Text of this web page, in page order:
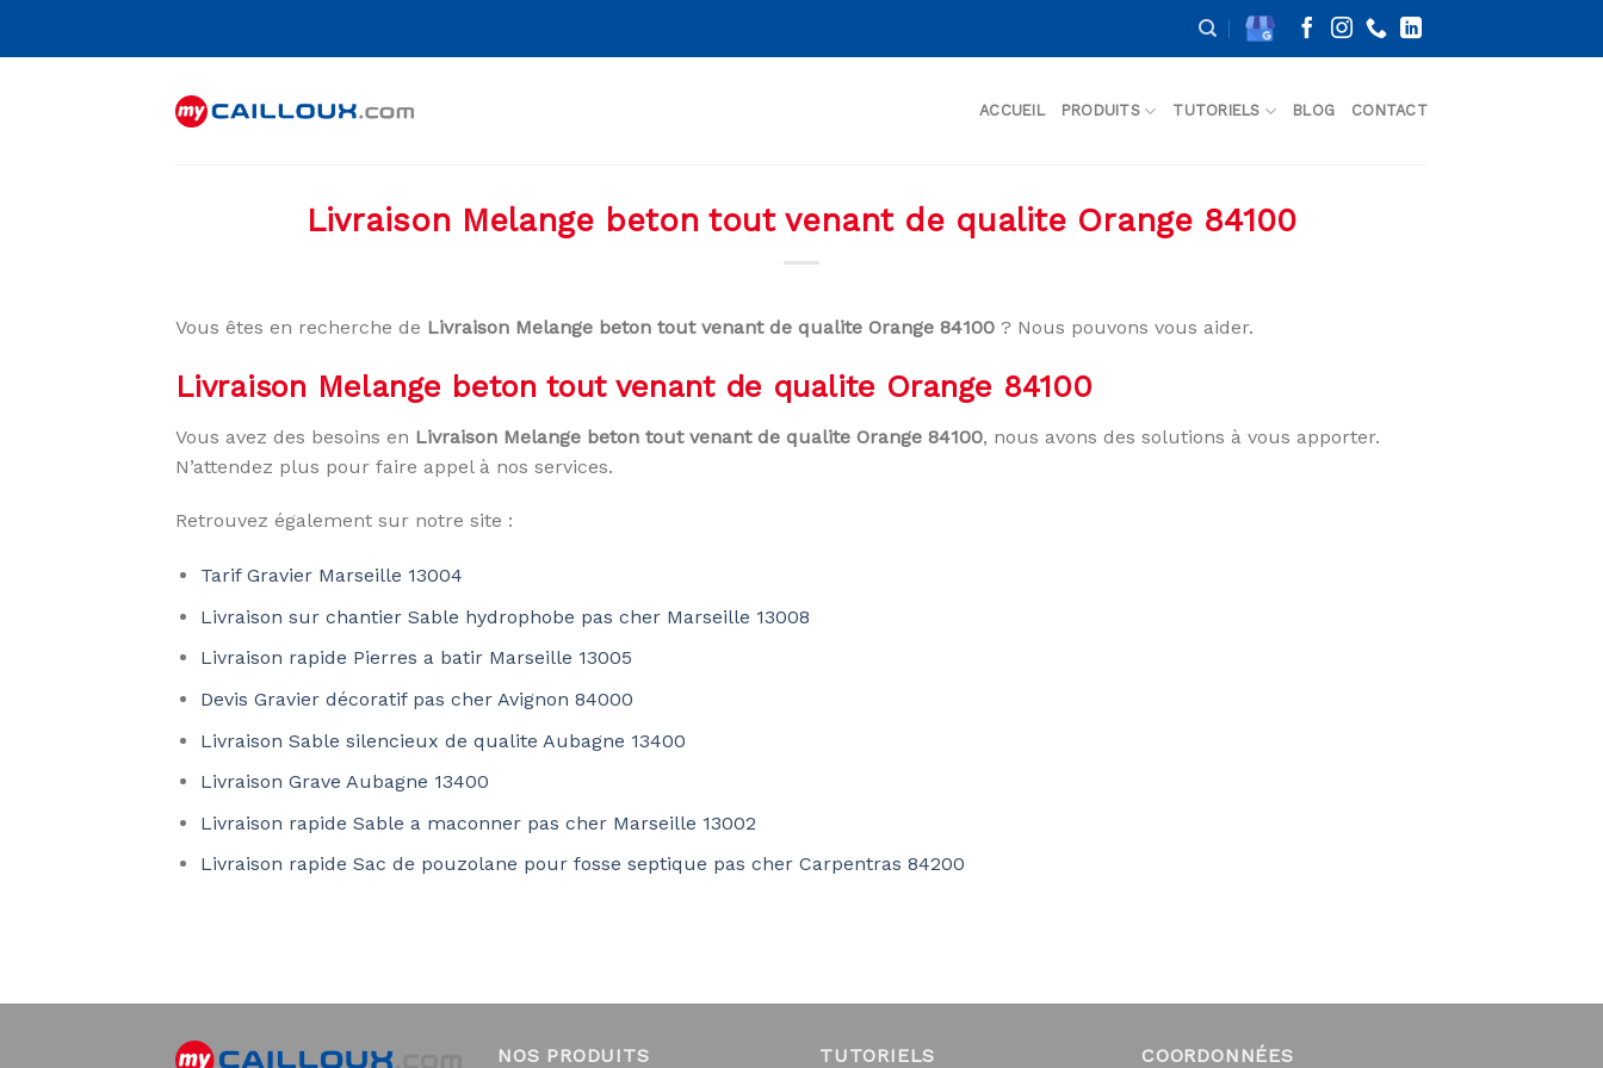
ACCUEIL PRODUITS TUTORIELS BLOG CONTACT
Livraison Melange beton tout venant de qualite Orange 84100
Vous êtes en recherche de Livraison Melange beton tout venant de qualite Orange 84100 ? Nous pouvons vous aider.
Livraison Melange beton tout venant de qualite Orange 84100
Vous avez des besoins en Livraison Melange beton tout venant de qualite Orange 84100, nous avons des solutions à vous apporter.
N’attendez plus pour faire appel à nos services.
Retrouvez également sur notre site :
Tarif Gravier Marseille 13004
Livraison sur chantier Sable hydrophobe pas cher Marseille 13008
Livraison rapide Pierres a batir Marseille 13005
Devis Gravier décoratif pas cher Avignon 84000
Livraison Sable silencieux de qualite Aubagne 13400
Livraison Grave Aubagne 13400
Livraison rapide Sable a maconner pas cher Marseille 13002
Livraison rapide Sac de pouzolane pour fosse septique pas cher Carpentras 84200
NOS PRODUITS TUTORIELS COORDONNÉES